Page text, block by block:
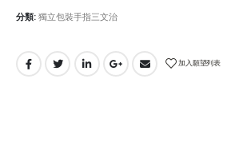
分類:獨立包裝手指三文治
加入願望列表